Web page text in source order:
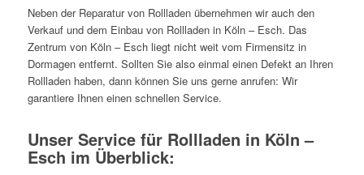
Neben der Reparatur von Rollladen übernehmen wir auch den
Verkauf und dem Einbau von Rollladen in Köln – Esch. Das
Zentrum von Köln – Esch liegt nicht weit vom Firmensitz in
Dormagen entfernt. Sollten Sie also einmal einen Defekt an Ihren
Rollladen haben, dann können Sie uns gerne anrufen: Wir
garantiere Ihnen einen schnellen Service.
Unser Service für Rollladen in Köln –
Esch im Überblick: